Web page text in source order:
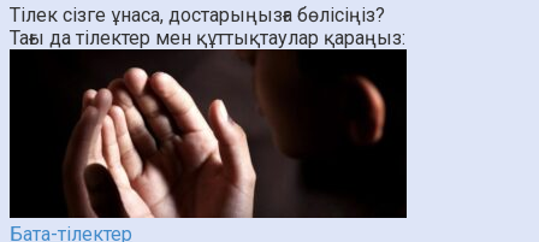
Тілек сізге ұнаса, достарыңызға бөлісіңіз?
Тағы да тілектер мен құттықтаулар қараңыз:
Бата-тілектер